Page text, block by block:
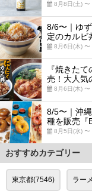
8月8日(土) 〜
8/6〜｜ゆ
定のカルビ
8月6日(木) 〜
『焼きた
売！大人気
8月6日(木) 〜
8/5〜｜沖
種を販売『
8月5日(水) 〜
おすすめカテゴリー
東京都(7546) ラー